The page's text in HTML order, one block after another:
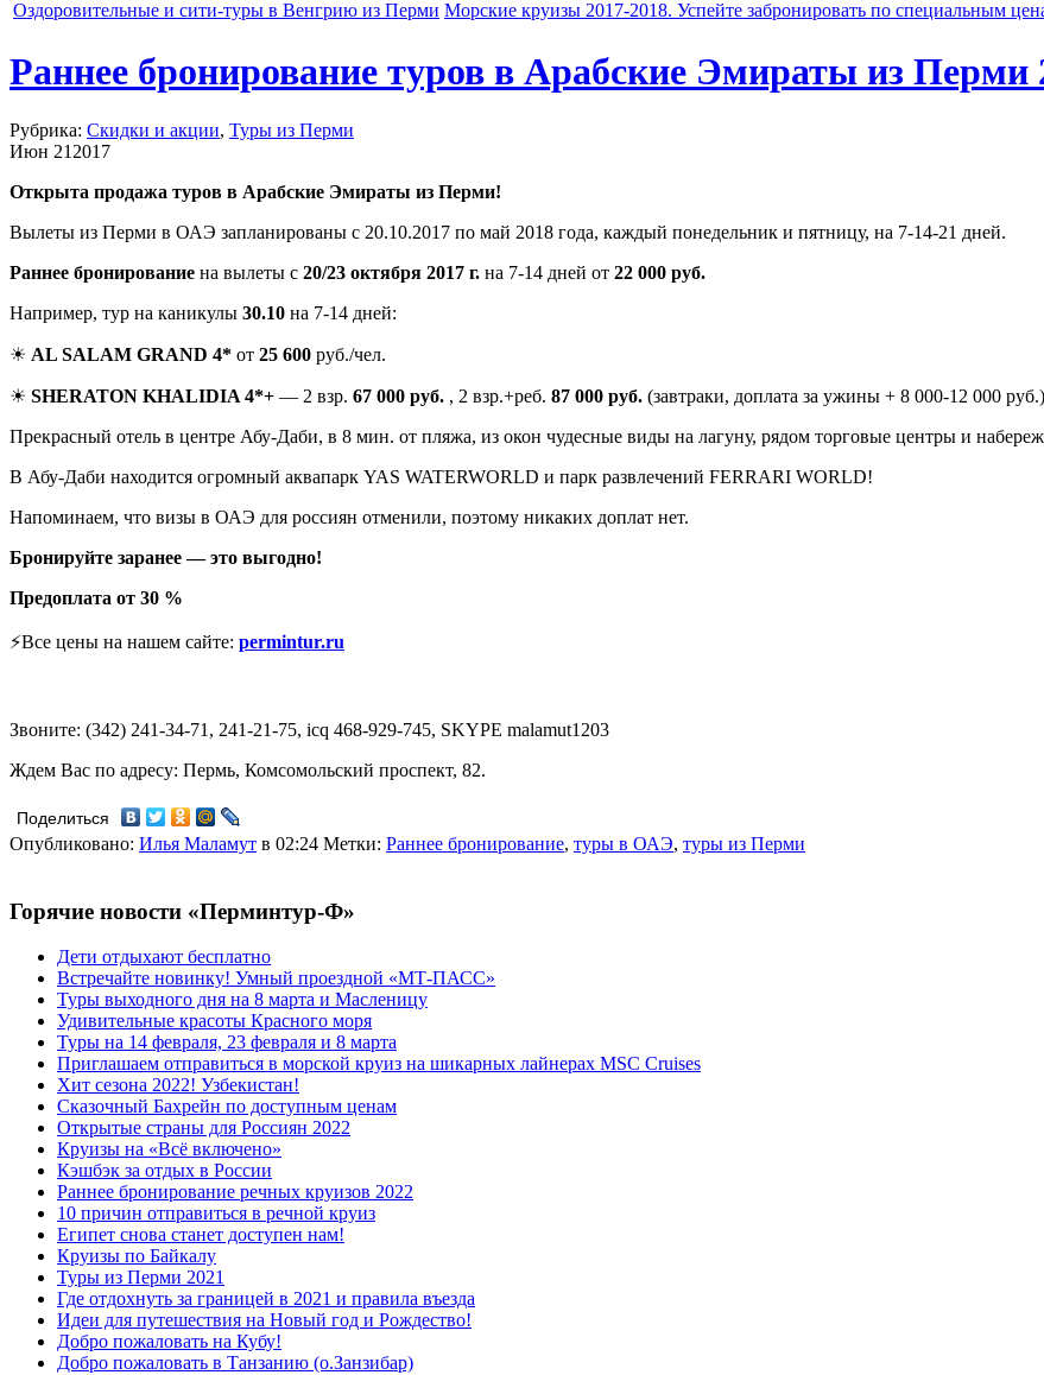
Оздоровительные и сити-туры в Венгрию из Перми Морские круизы 2017-2018. Успейте забронировать по специальным
Раннее бронирование туров в Арабские Эмираты из Перми
Рубрика: Скидки и акции, Туры из Перми
Июн 21 2017
Открыта продажа туров в Арабские Эмираты из Перми!
Вылеты из Перми в ОАЭ запланированы с 20.10.2017 по май 2018 года, каждый понедельник и пятницу, на 7-14-21 дней.
Раннее бронирование на вылеты с 20/23 октября 2017 г. на 7-14 дней от 22 000 руб.
Например, тур на каникулы 30.10 на 7-14 дней:
☀ AL SALAM GRAND 4* от 25 600 руб./чел.
☀ SHERATON KHALIDIA 4*+ — 2 взр. 67 000 руб. , 2 взр.+реб. 87 000 руб. (завтраки, доплата за ужины + 8 000-12 000 руб.)
Прекрасный отель в центре Абу-Даби, в 8 мин. от пляжа, из окон чудесные виды на лагуну, рядом торговые центры и
В Абу-Даби находится огромный аквапарк YAS WATERWORLD и парк развлечений FERRARI WORLD!
Напоминаем, что визы в ОАЭ для россиян отменили, поэтому никаких доплат нет.
Бронируйте заранее — это выгодно!
Предоплата от 30 %
⚡Все цены на нашем сайте: permintur.ru
Звоните: (342) 241-34-71, 241-21-75, icq 468-929-745, SKYPE malamut1203
Ждем Вас по адресу: Пермь, Комсомольский проспект, 82.
Поделиться
Опубликовано: Илья Маламут в 02:24 Метки: Раннее бронирование, туры в ОАЭ, туры из Перми
Горячие новости «Перминтур-Ф»
Дети отдыхают бесплатно
Встречайте новинку! Умный проездной «МТ-ПАСС»
Туры выходного дня на 8 марта и Масленицу
Удивительные красоты Красного моря
Туры на 14 февраля, 23 февраля и 8 марта
Приглашаем отправиться в морской круиз на шикарных лайнерах MSC Cruises
Хит сезона 2022! Узбекистан!
Сказочный Бахрейн по доступным ценам
Открытые страны для Россиян 2022
Круизы на «Всё включено»
Кэшбэк за отдых в России
Раннее бронирование речных круизов 2022
10 причин отправиться в речной круиз
Египет снова станет доступен нам!
Круизы по Байкалу
Туры из Перми 2021
Где отдохнуть за границей в 2021 и правила въезда
Идеи для путешествия на Новый год и Рождество!
Добро пожаловать на Кубу!
Добро пожаловать в Танзанию (о.Занзибар)